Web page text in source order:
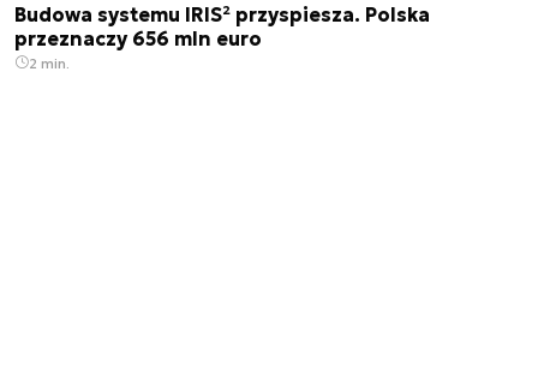
Budowa systemu IRIS² przyspiesza. Polska
przeznaczy 656 mln euro
2 min.